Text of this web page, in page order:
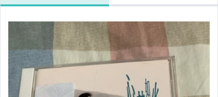
手錶與飾品配件
美容保養與彩妝
電玩遊戲與主機
運動、戶外與休閒